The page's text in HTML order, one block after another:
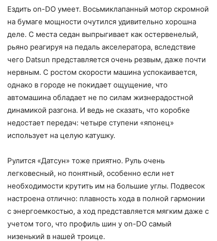
Ездить on-DO умеет. Восьмиклапанный мотор скромной
на бумаге мощности очутился удивительно хорошна
деле. C места седан выпрыгивает как остервенелый,
рьяно реагируя на педаль акселератора, вследствие
чего Datsun представляется очень резвым, даже почти
нервным. С ростом скорости машина успокаивается,
однако в городе не покидает ощущение, что
автомашина обладает не по силам жизнерадостной
динамикой разгона. И ведь не сказать, что коробке
недостает передач: четыре ступени «японец»
использует на целую катушку.
Рулится «Датсун» тоже приятно. Руль очень
легковесный, но понятный, особенно если нет
необходимости крутить им на большие углы. Подвесок
настроена отлично: плавность хода в полной гармонии
с энергоемкостью, а ход представляется мягким даже с
учетом того, что профиль шин у on-DO самый
низенький в нашей троице.